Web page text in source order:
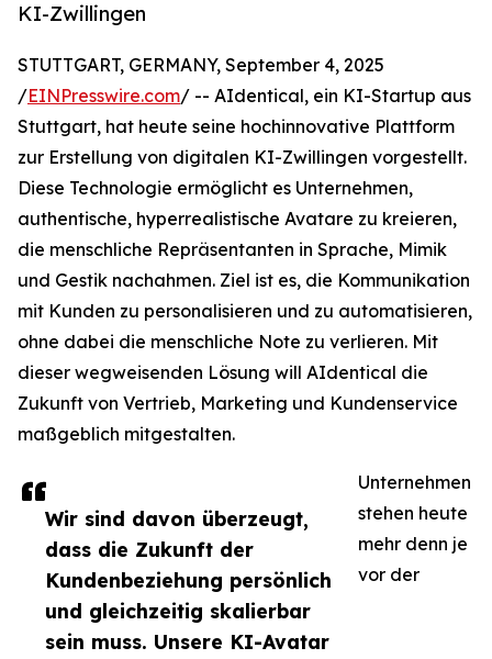
KI-Zwillingen
Wir sind davon überzeugt,
dass die Zukunft der
Kundenbeziehung persönlich
und gleichzeitig skalierbar
sein muss. Unsere KI-Avatar
STUTTGART, GERMANY, September 4, 2025
/EINPresswire.com/ -- AIdentical, ein KI-Startup aus
Stuttgart, hat heute seine hochinnovative Plattform
zur Erstellung von digitalen KI-Zwillingen vorgestellt.
Diese Technologie ermöglicht es Unternehmen,
authentische, hyperrealistische Avatare zu kreieren,
die menschliche Repräsentanten in Sprache, Mimik
und Gestik nachahmen. Ziel ist es, die Kommunikation
mit Kunden zu personalisieren und zu automatisieren,
ohne dabei die menschliche Note zu verlieren. Mit
dieser wegweisenden Lösung will AIdentical die
Zukunft von Vertrieb, Marketing und Kundenservice
maßgeblich mitgestalten.
Unternehmen
stehen heute
mehr denn je
vor der